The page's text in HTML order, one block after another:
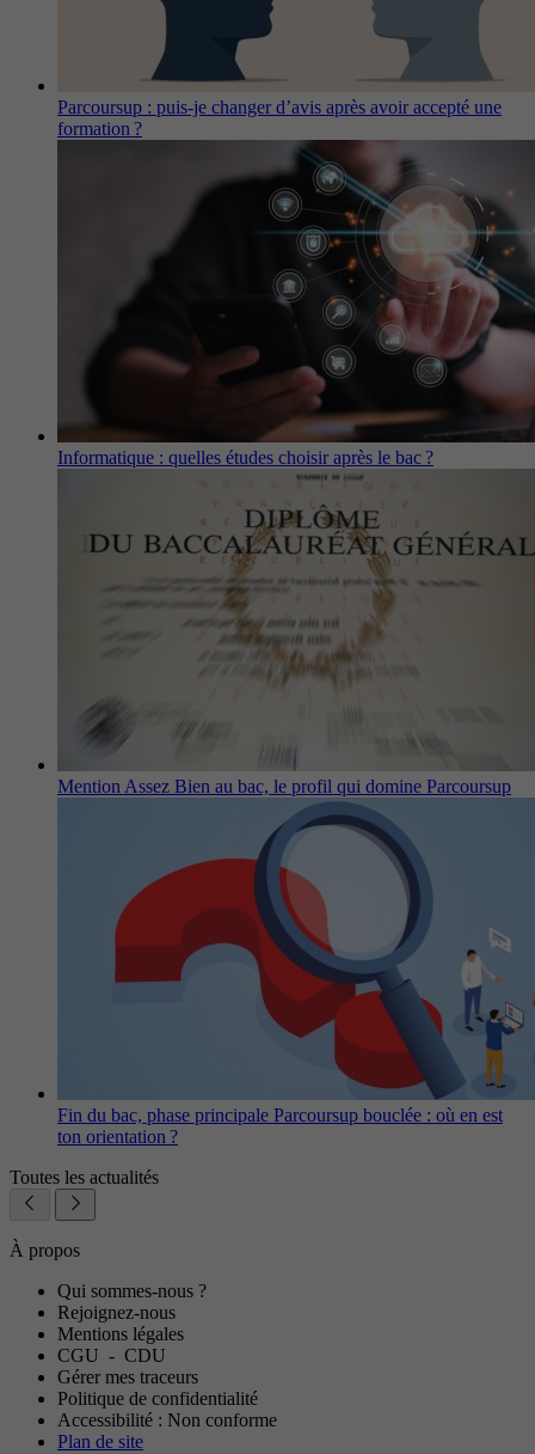
Parcoursup : puis-je changer d’avis après avoir accepté une
formation ?
Informatique : quelles études choisir après le bac ?
Mention Assez Bien au bac, le profil qui domine Parcoursup
Fin du bac, phase principale Parcoursup bouclée : où en est
ton orientation ?
Toutes les actualités
À propos
Qui sommes-nous ?
Rejoignez-nous
Mentions légales
CGU - CDU
Gérer mes traceurs
Politique de confidentialité
Accessibilité : Non conforme
Plan de site